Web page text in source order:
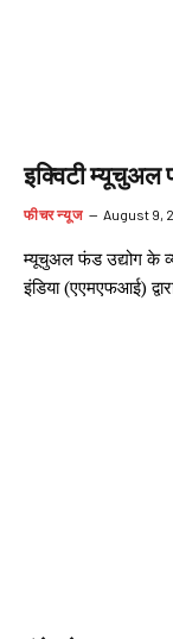
इक्विटी म्यूचुअल
फीचर न्यूज August 9,
म्यूचुअल फंड उद्योग के
इंडिया (एएमएफआई)